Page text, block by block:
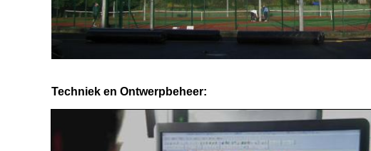
Techniek en Ontwerpbeheer: